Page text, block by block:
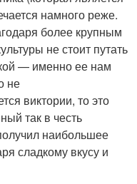
намного реже.
более крупным
не стоит путать
— именно ее нам
не
виктории, то это
так в честь
наибольшее
сладкому вкусу и